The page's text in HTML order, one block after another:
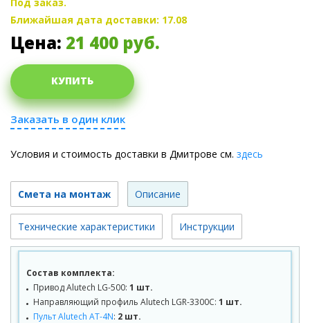
Ближайшая дата доставки: 17.08
Цена: 21 400 руб.
КУПИТЬ
Заказать в один клик
Условия и стоимость доставки в Дмитрове см. здесь
Смета на монтаж Описание
Технические характеристики Инструкции
Состав комплекта:
Привод Alutech LG-500: 1 шт.
Направляющий профиль Alutech LGR-3300C: 1 шт.
Пульт Alutech AT-4N: 2 шт.